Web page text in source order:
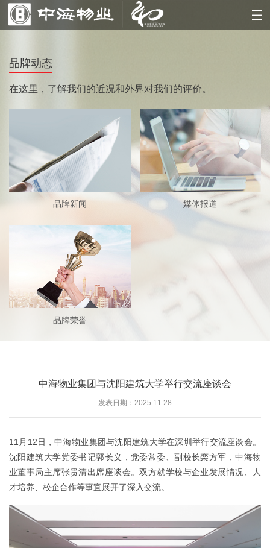
品牌动态
在这里，了解我们的近况和外界对我们的评价。
品牌新闻 媒体报道
品牌荣誉
中海物业集团与沈阳建筑大学举行交流座谈会
发表日期：2025.11.28
11月12日，中海物业集团与沈阳建筑大学在深圳举行交流座谈会。
沈阳建筑大学党委书记郭长义，党委常委、副校长栾方军，中海物
业董事局主席张贵清出席座谈会。双方就学校与企业发展情况、人
才培养、校企合作等事宜展开了深入交流。